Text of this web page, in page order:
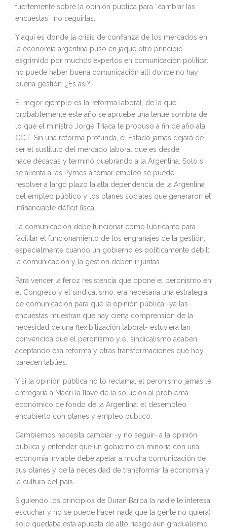
fuertemente sobre la opinión pública para “cambiar las
encuestas”, no seguirlas.
Y aquí es donde la crisis de confianza de los mercados en
la economía argentina puso en jaque otro principio
esgrimido por muchos expertos en comunicación política:
no puede haber buena comunicación allí donde no hay
buena gestión. ¿Es así?
El mejor ejemplo es la reforma laboral, de la que
probablemente este año se apruebe una tenue sombra de
lo que el ministro Jorge Triaca le propuso a fin de año ala
CGT. Sin una reforma profunda, el Estado jamás dejará de
ser el sustituto del mercado laboral que es desde
hace décadas y terminó quebrando a la Argentina. Solo si
se alienta a las Pymes a tomar empleo se puede
resolver a largo plazo la alta dependencia de la Argentina
del empleo público y los planes sociales que generaron el
infinanciable déficit fiscal.
La comunicación debe funcionar como lubricante para
facilitar el funcionamiento de los engranajes de la gestión,
especialmente cuando un gobierno es políticamente débil:
la comunicación y la gestión deben ir juntas.
Para vencer la feroz resistencia que opone el peronismo en
el Congreso y el sindicalismo, era necesaria una estrategia
de comunicación para que la opinión pública -ya las
encuestas muestran que hay cierta comprensión de la
necesidad de una flexibilización laboral- estuviera tan
convencida que el peronismo y el sindicalismo acaben
aceptando esa reforma y otras transformaciones que hoy
parecen tabúes.
Y si la opinión pública no lo reclama, el peronismo jamás le
entregaría a Macri la llave de la solución al problema
económico de fondo de la Argentina: el desempleo
encubierto con planes y empleo público.
Cambiemos necesita cambiar -y no seguir- a la opinión
pública y entender que un gobierno en minoría con una
economía inviable debe apelar a mucha comunicación de
sus planes y de la necesidad de transformar la economía y
la cultura del país.
Siguiendo los principios de Durán Barba (a nadie le interesa
escuchar y no se puede hacer nada que la gente no quiera)
solo quedaba esta apuesta de alto riesgo aun gradualismo